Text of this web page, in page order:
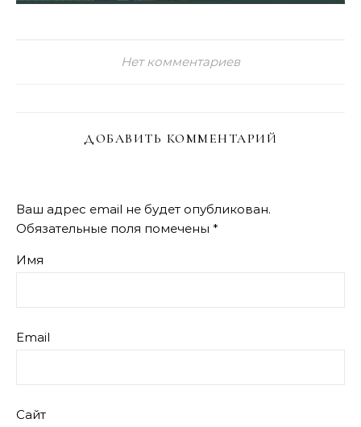
Нет комментариев
ДОБАВИТЬ КОММЕНТАРИЙ
Ваш адрес email не будет опубликован.
Обязательные поля помечены *
Имя
Email
Сайт